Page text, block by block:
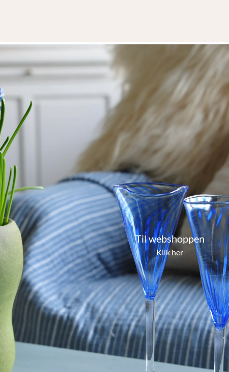
Til webshoppen
Klik her